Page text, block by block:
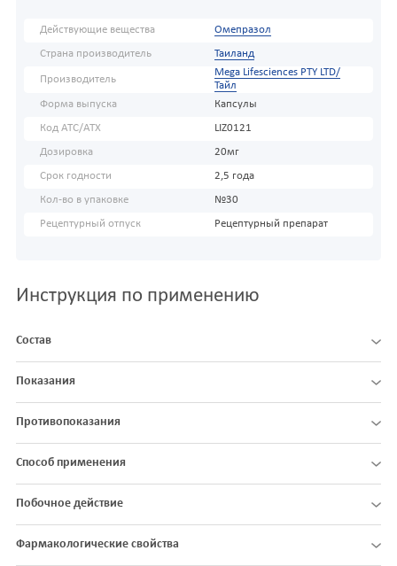
Действующие вещества Омепразол
Страна производитель Таиланд
Производитель
Mega Lifesciences PTY LTD/
Тайл
Форма выпуска
Капсулы
Код АТС/ATX LIZ0121
Дозировка 20мг
Срок годности 2,5 года
Кол-во в упаковке №30
Рецептурный отпуск Рецептурный препарат
Инструкция по применению
Состав
Показания
Противопоказания
Способ применения
Побочное действие
Фармакологические свойства